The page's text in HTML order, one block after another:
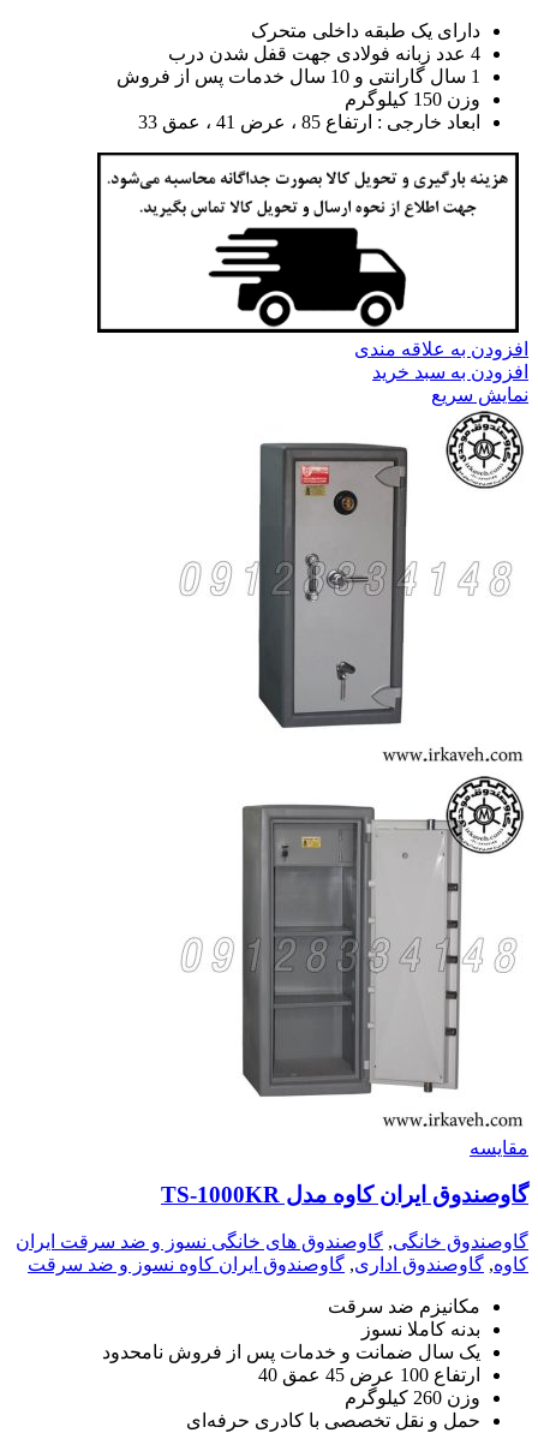
دارای یک طبقه داخلی متحرک
4 عدد زبانه فولادی جهت قفل شدن درب
1 سال گارانتی و 10 سال خدمات پس از فروش
وزن 150 کیلوگرم
ابعاد خارجی : ارتفاع 85 ، عرض 41 ، عمق 33
افزودن به علاقه مندی
افزودن به سبد خرید
نمایش سریع
مقايسه
گاوصندوق ایران کاوه مدل TS-1000KR
گاوصندوق خانگی, گاوصندوق های خانگی نسوز و ضد سرقت ایران
کاوه, گاوصندوق اداری, گاوصندوق ایران کاوه نسوز و ضد سرقت
مکانیزم ضد سرقت
بدنه کاملا نسوز
یک سال ضمانت و خدمات پس از فروش نامحدود
ارتفاع 100 عرض 45 عمق 40
وزن 260 کیلوگرم
حمل و نقل تخصصی با کادری حرفه‌ای